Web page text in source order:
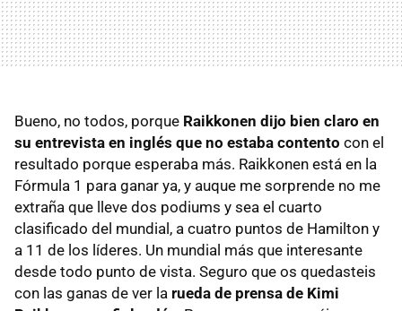
Bueno, no todos, porque Raikkonen dijo bien claro en
su entrevista en inglés que no estaba contento con el
resultado porque esperaba más. Raikkonen está en la
Fórmula 1 para ganar ya, y auque me sorprende no me
extraña que lleve dos podiums y sea el cuarto
clasificado del mundial, a cuatro puntos de Hamilton y
a 11 de los líderes. Un mundial más que interesante
desde todo punto de vista. Seguro que os quedasteis
con las ganas de ver la rueda de prensa de Kimi